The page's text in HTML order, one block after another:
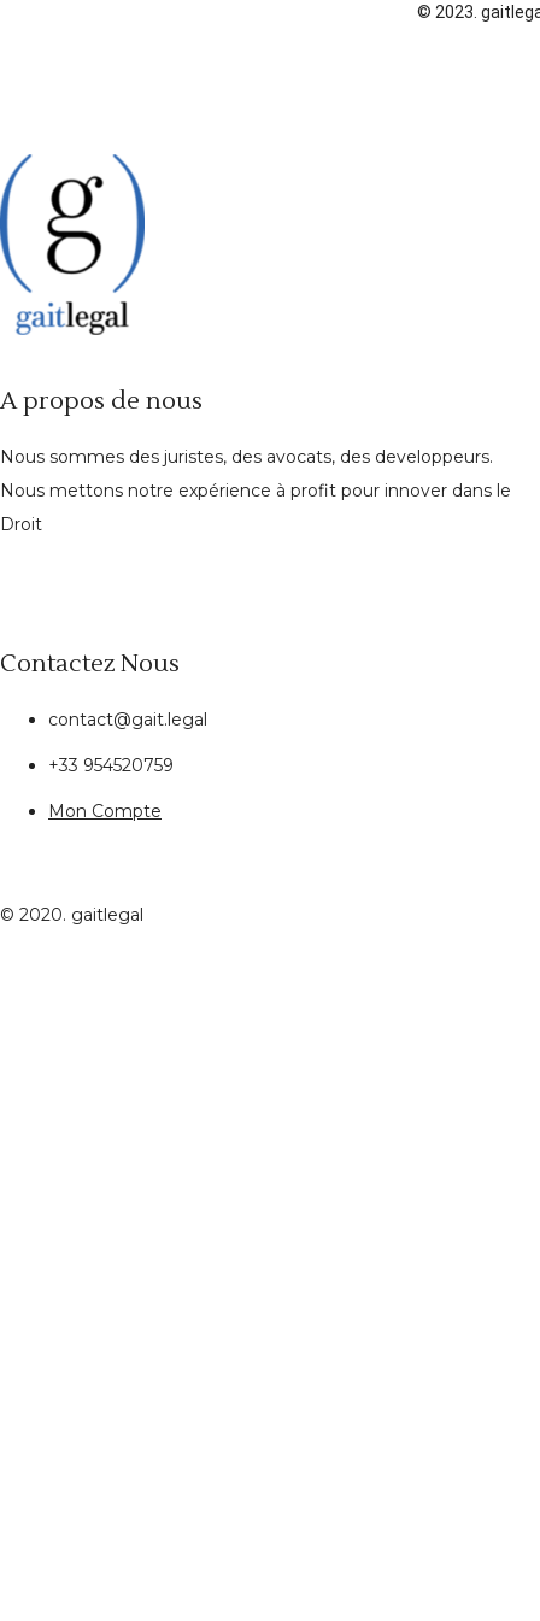
© 2023.
A propos de nous
Nous sommes des juristes, des avocats, des developpeurs.
Nous mettons notre expérience à profit pour innover dans le
Droit
Contactez Nous
contact@gait.legal
+33 954520759
Mon Compte
© 2020. gaitlegal